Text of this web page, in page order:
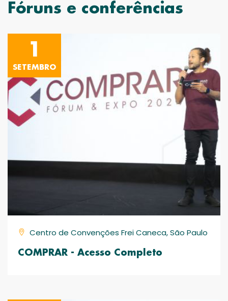
Fóruns e conferências
1
SETEMBRO
Centro de Convenções Frei Caneca, São Paulo
COMPRAR - Acesso Completo